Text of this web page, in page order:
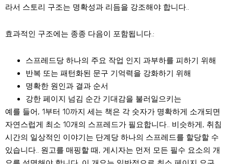
라서 스토리 구조는 명확성과 리듬을 강조해야 합니다..
효과적인 구조에는 종종 다음이 포함됩니다.:
스프레드당 하나의 주요 작업 인지 과부하를 피하기 위해
반복 또는 패턴화된 문구 기억력을 강화하기 위해
명확한 원인과 결과 순서
강한 페이지 넘김 순간 기대감을 불러일으키는
예를 들어, 1부터 10까지 세는 책은 각 숫자가 명확하게 소개되면
자연스럽게 최소 10개의 스프레드가 필요합니다.. 비슷하게, 취침
시간의 일상적인 이야기는 단계당 하나의 스프레드를 할당할 수
있습니다.. 원고를 매핑할 때, 게시자는 먼저 모든 필수 요소의 개